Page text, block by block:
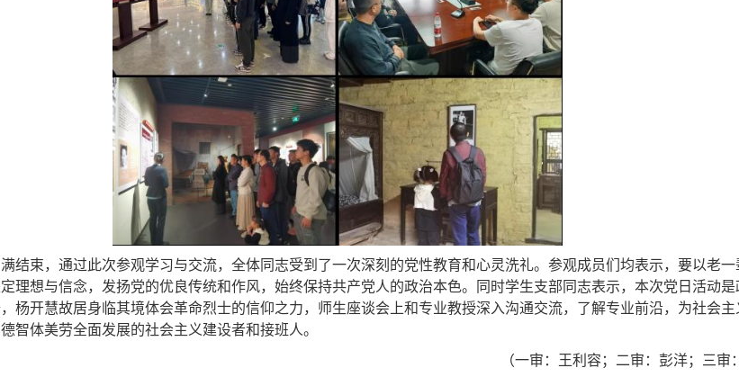
结束，通过此次参观学习与交流，全体同志受到了一次深刻的党性教育和心灵洗礼。参观成员们均表示，要以老
理想与信念，发扬党的优良传统和作风，始终保持共产党人的政治本色。同时学生支部同志表示，本次党日活动是
杨开慧故居身临其境体会革命烈士的信仰之力，师生座谈会上和专业教授深入沟通交流，了解专业前沿，为社会主
智体美劳全面发展的社会主义建设者和接班人。
（一审：王利容；二审：彭洋；三审